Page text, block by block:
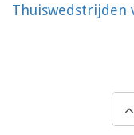
Thuiswedstrijden